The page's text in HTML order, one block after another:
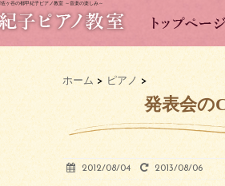
ヶ谷の都甲紀子ピアノ教室 ～音楽の楽しみ～
ホーム > ピアノ >
発表会の
2012/08/04 2013/08/06